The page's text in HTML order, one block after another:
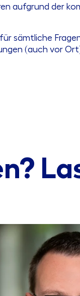
aufgrund der
sämtliche
(auch vor